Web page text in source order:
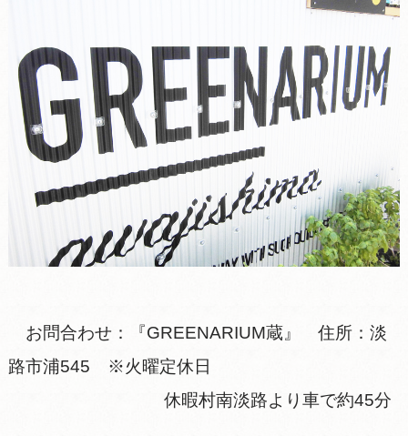
お問合わせ：『GREENARIUM蔵』 住所：淡
路市浦545 ※火曜定休日
休暇村南淡路より車で約45分